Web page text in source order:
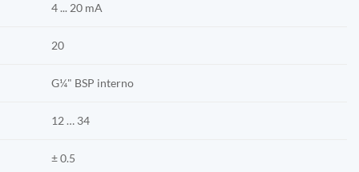
4 ... 20 mA
20
G¼" BSP interno
12 … 34
± 0.5